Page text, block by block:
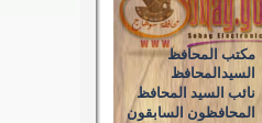
مكتب المحافظ
السيدالمحافظ
نائب السيد المحافظ
المحافظون السابقون